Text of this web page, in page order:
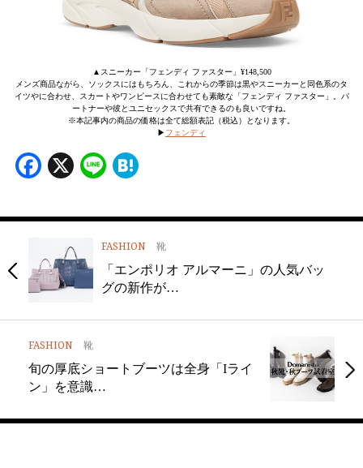
▲スニーカー「フェンディ ファスター」¥148,500
メンズ商品ながら、ソックスにはもちろん、これからの季節は黒やスニーカーと同色系のタ
イツやに合わせ、スカートやワンピースに合わせても素敵な「フェンディ ファスター」。パ
ートナーや彼とユニセックスで共有できるのも良いですね。
※本記事内の商品の価格は全て総額表記（税込）となります。
▶︎ フェンディ
Facebook
X Line
FASHION 靴
「エンポリオ アルマーニ」の人気バッ
グの新作が…
FASHION 靴
旬の厚底ショートブーツは全身「Iライ
ン」を意識…